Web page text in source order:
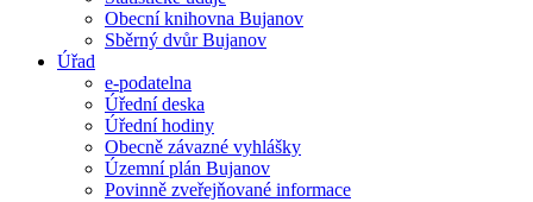
Obecní knihovna Bujanov
Sběrný dvůr Bujanov
Úřad
e-podatelna
Úřední deska
Úřední hodiny
Obecně závazné vyhlášky
Územní plán Bujanov
Povinně zveřejňované informace